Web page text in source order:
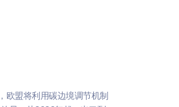
欧盟将利用碳边境调节机制